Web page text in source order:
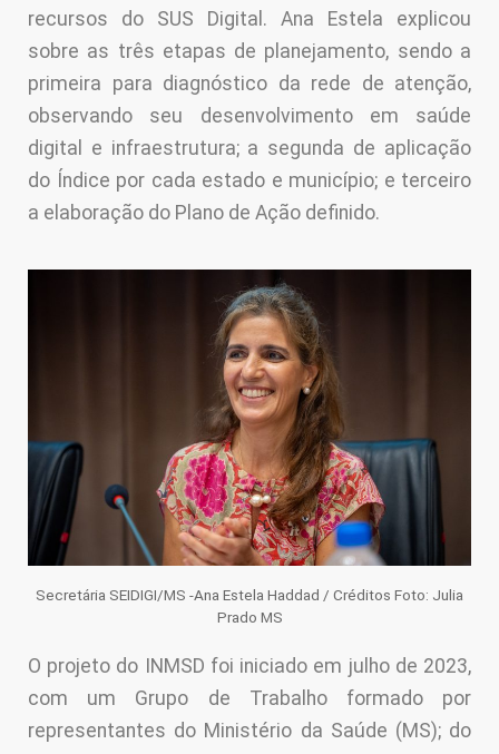
recursos do SUS Digital. Ana Estela explicou
sobre as três etapas de planejamento, sendo a
primeira para diagnóstico da rede de atenção,
observando seu desenvolvimento em saúde
digital e infraestrutura; a segunda de aplicação
do Índice por cada estado e município; e terceiro
a elaboração do Plano de Ação definido.
Secretária SEIDIGI/MS -Ana Estela Haddad / Créditos Foto: Julia
Prado MS
O projeto do INMSD foi iniciado em julho de 2023,
com um Grupo de Trabalho formado por
representantes do Ministério da Saúde (MS); do